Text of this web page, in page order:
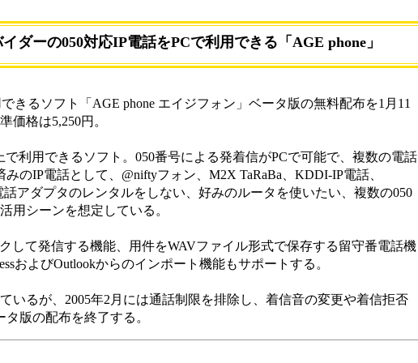
ダーの050対応IP電話をPCで利用できる「AGE phone」
るソフト「AGE phone エイジフォン」ベータ版の無料配布を1月11
価格は5,250円。
利用できるソフト。050番号による発着信がPCで可能で、複数の電話
のIP電話として、@niftyフォン、M2X TaRaBa、KDDI-IP電話、
アダプタのレンタルをしない、好みのルータを使いたい、複数の050
用シーンを想定している。
して発信する機能、用件をWAVファイル形式で保存する留守番電話機
およびOutlookからのインポート機能もサポートする。
るが、2005年2月には通話制限を排除し、着信音の変更や着信拒否
版の配布を終了する。